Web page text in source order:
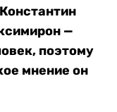
—
поэтому
мнение он